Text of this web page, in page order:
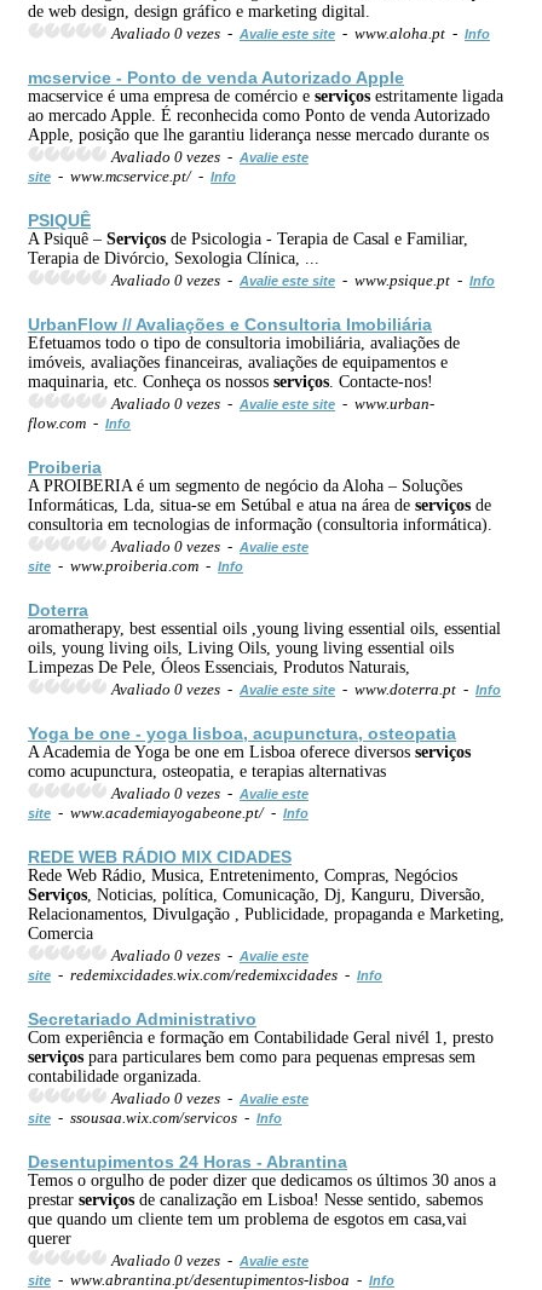
de web design, design gráfico e marketing digital.
Avaliado 0 vezes - Avalie este site - www.aloha.pt - Info
mcservice - Ponto de venda Autorizado Apple
macservice é uma empresa de comércio e serviços estritamente ligada
ao mercado Apple. É reconhecida como Ponto de venda Autorizado
Apple, posição que lhe garantiu liderança nesse mercado durante os
Avaliado 0 vezes - Avalie este
site - www.mcservice.pt/ - Info
PSIQUÊ
A Psiquê – Serviços de Psicologia - Terapia de Casal e Familiar,
Terapia de Divórcio, Sexologia Clínica, ...
Avaliado 0 vezes - Avalie este site - www.psique.pt - Info
UrbanFlow // Avaliações e Consultoria Imobiliária
Efetuamos todo o tipo de consultoria imobiliária, avaliações de
imóveis, avaliações financeiras, avaliações de equipamentos e
maquinaria, etc. Conheça os nossos serviços . Contacte-nos!
Avaliado 0 vezes - Avalie este site - www.urban-
flow.com - Info
Proiberia
A PROIBERIA é um segmento de negócio da Aloha – Soluções
Informáticas, Lda, situa-se em Setúbal e atua na área de serviços de
consultoria em tecnologias de informação (consultoria informática).
Avaliado 0 vezes - Avalie este
site - www.proiberia.com - Info
Doterra
aromatherapy, best essential oils ,young living essential oils, essential
oils, young living oils, Living Oils, young living essential oils
Limpezas De Pele, Óleos Essenciais, Produtos Naturais,
Avaliado 0 vezes - Avalie este site - www.doterra.pt - Info
Yoga be one - yoga lisboa, acupunctura, osteopatia
A Academia de Yoga be one em Lisboa oferece diversos serviços
como acupunctura, osteopatia, e terapias alternativas
Avaliado 0 vezes - Avalie este
site - www.academiayogabeone.pt/ - Info
REDE WEB RÁDIO MIX CIDADES
Rede Web Rádio, Musica, Entretenimento, Compras, Negócios
Serviços , Noticias, política, Comunicação, Dj, Kanguru, Diversão,
Relacionamentos, Divulgação , Publicidade, propaganda e Marketing,
Comercia
Avaliado 0 vezes - Avalie este
site - redemixcidades.wix.com/redemixcidades - Info
Secretariado Administrativo
Com experiência e formação em Contabilidade Geral nivél 1, presto
serviços para particulares bem como para pequenas empresas sem
contabilidade organizada.
Avaliado 0 vezes - Avalie este
site - ssousaa.wix.com/servicos - Info
Desentupimentos 24 Horas - Abrantina
Temos o orgulho de poder dizer que dedicamos os últimos 30 anos a
prestar serviços de canalização em Lisboa! Nesse sentido, sabemos
que quando um cliente tem um problema de esgotos em casa,vai
querer
Avaliado 0 vezes - Avalie este
site - www.abrantina.pt/desentupimentos-lisboa - Info